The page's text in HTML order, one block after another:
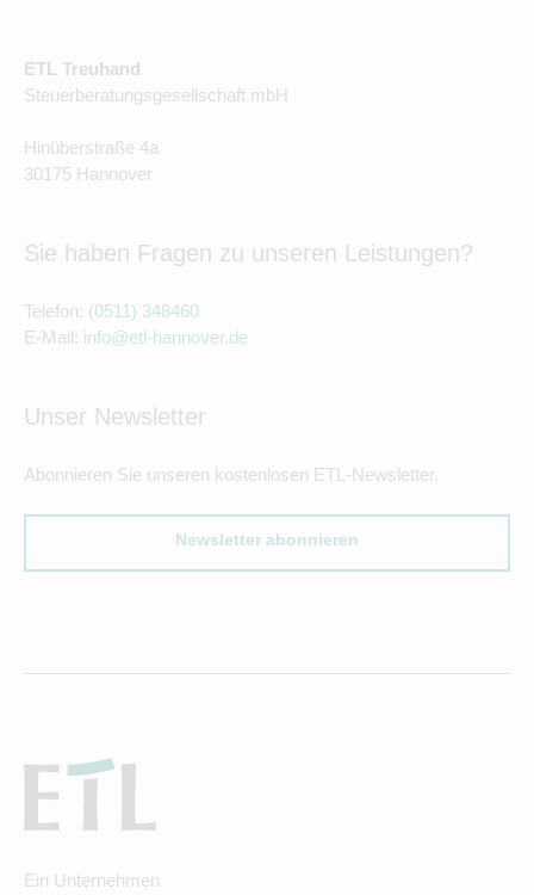
ETL Treuhand
Steuerberatungsgesellschaft mbH
Hinüberstraße 4a
30175 Hannover
Sie haben Fragen zu unseren Leistungen?
Telefon: (0511) 348460
E-Mail: info@etl-hannover.de
Unser Newsletter
Abonnieren Sie unseren kostenlosen ETL-Newsletter.
Newsletter abonnieren
Ein Unternehmen